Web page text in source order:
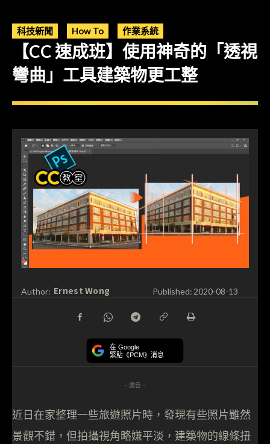
科技新聞 How To 作業系統
【CC 速成班】使用神奇的「透視
彎曲」工具建築物更工整
Author: Ernest Wong Published: 2020-08-13
在 Google
緊貼《PCM》消息
- 廣告 -
近日在家整理一些旅遊照片時，發現有些照片雖然
景觀不錯，但拍攝視角略嫌平淡，建築物的線條扭